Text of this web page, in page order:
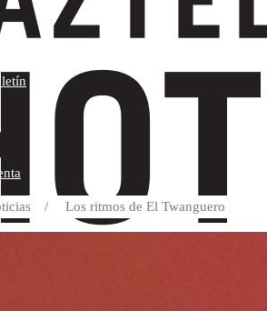
/ Los ritmos de El Twanguero